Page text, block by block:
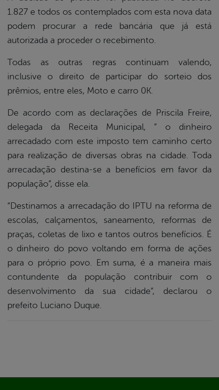
1.827 e todos os contemplados com esta nova data
podem procurar a rede bancária que já está
autorizada a proceder o recebimento.
Todas as outras regras continuam valendo,
inclusive o direito de participar do sorteio dos
prêmios, entre eles, Moto e carro 0K.
De acordo com as declarações de Priscila Freire,
delegada da Receita Municipal, ” o dinheiro
arrecadado com este imposto tem caminho certo
para realização de diversas obras na cidade. Toda
arrecadação destina-se a benefícios em favor da
população”, disse ela.
“Destinamos a arrecadação do IPTU na reforma de
escolas, calçamentos, saneamento, reformas de
praças, coletas de lixo e tantos outros benefícios. É
o dinheiro do povo voltando em forma de ações
para o próprio povo. Em suma, é a maneira mais
contundente da população contribuir com o
desenvolvimento da sua cidade”, declarou o
prefeito Luciano Duque.